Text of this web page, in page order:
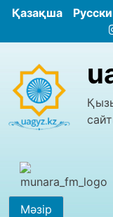
Қазақша
Мәзір